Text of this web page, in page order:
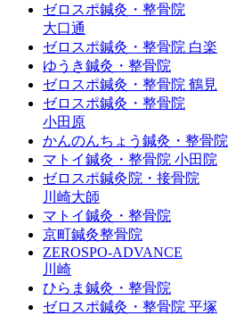
ゼロスポ鍼灸・整骨院
大口通
ゼロスポ鍼灸・整骨院 白楽
ゆうき鍼灸・整骨院
ゼロスポ鍼灸・整骨院 鶴見
ゼロスポ鍼灸・整骨院
小田原
かんのんちょう鍼灸・整骨院
マトイ鍼灸・整骨院 小田院
ゼロスポ鍼灸院・接骨院
川崎大師
マトイ鍼灸・整骨院
京町鍼灸整骨院
ZEROSPO-ADVANCE
川崎
ひらま鍼灸・整骨院
ゼロスポ鍼灸・整骨院 平塚